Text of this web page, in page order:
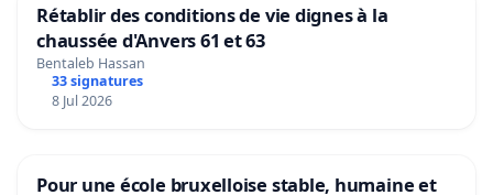
Rétablir des conditions de vie dignes à la
chaussée d'Anvers 61 et 63
Bentaleb Hassan
33 signatures
8 Jul 2026
Pour une école bruxelloise stable, humaine et